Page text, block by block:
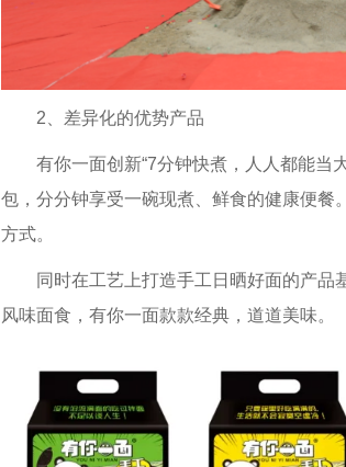
2、差异化的优势产品
有你一面创新“7分钟快煮，人人都能当
包，分分钟享受一碗现煮、鲜食的健康便
方式。
同时在工艺上打造手工日晒好面的产品
风味面食，有你一面款款经典，道道美味。